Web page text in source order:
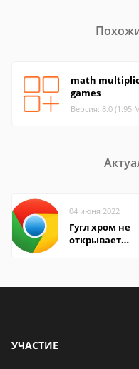
math
games
Версия: 8.0 (1.95
04 июня 2022
Гугл хром не
открывает
УЧАСТИЕ